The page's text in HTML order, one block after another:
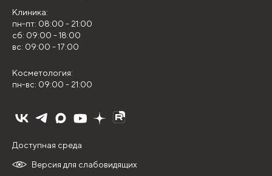
Клиника:
пн-пт: 08:00 - 21:00
сб: 09:00 - 18:00
вс: 09:00 - 17:00
Косметология:
пн-вс: 09:00 - 21:00
Версия для слабовидящих
Доступная среда